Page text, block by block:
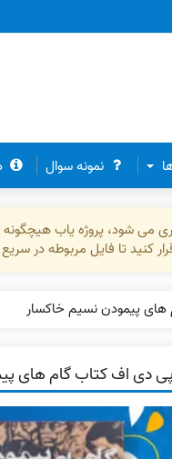
نمونه سوال
می شود، پروژه یاب
کنید تا فایل مربوطه در
پیمودن نسیم خاکسار
دی اف کتاب گام های